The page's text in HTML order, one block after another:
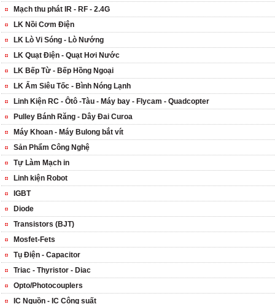
Mạch thu phát IR - RF - 2.4G
LK Nồi Cơm Điện
LK Lò Vi Sóng - Lò Nướng
LK Quạt Điện - Quạt Hơi Nước
LK Bếp Từ - Bếp Hồng Ngoại
LK Ấm Siêu Tốc - Bình Nóng Lạnh
Linh Kiện RC - Ôtô -Tàu - Máy bay - Flycam - Quadcopter
Pulley Bánh Răng - Dây Đai Curoa
Máy Khoan - Máy Bulong bắt vít
Sản Phẩm Công Nghệ
Tự Làm Mạch in
Linh kiện Robot
IGBT
Diode
Transistors (BJT)
Mosfet-Fets
Tụ Điện - Capacitor
Triac - Thyristor - Diac
Opto/Photocouplers
IC Nguồn - IC Công suất